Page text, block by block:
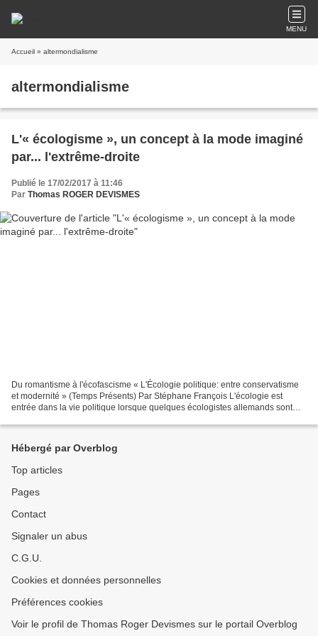
MENU
Accueil » altermondialisme
altermondialisme
L'« écologisme », un concept à la mode imaginé
par... l'extrême-droite
Publié le 17/02/2017 à 11:46
Par Thomas ROGER DEVISMES
Du romantisme à l'écofascisme « L'Écologie politique: entre conservatisme
et modernité » (Temps Présents) Par Stéphane François L'écologie est
entrée dans la vie politique lorsque quelques écologistes allemands sont
Hébergé par Overblog
Top articles
Pages
Contact
Signaler un abus
C.G.U.
Cookies et données personnelles
Préférences cookies
Voir le profil de Thomas Roger Devismes sur le portail Overblog